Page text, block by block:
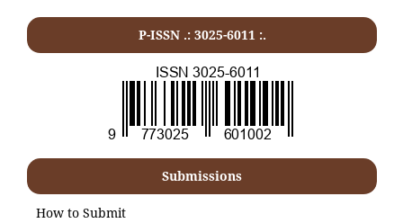
P-ISSN .: 3025-6011 :.
Submissions
How to Submit